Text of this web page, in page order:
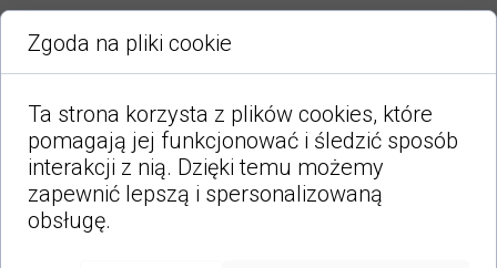
Zgoda na pliki cookie
Ta strona korzysta z plików cookies, które
pomagają jej funkcjonować i śledzić sposób
interakcji z nią. Dzięki temu możemy
zapewnić lepszą i spersonalizowaną
obsługę.